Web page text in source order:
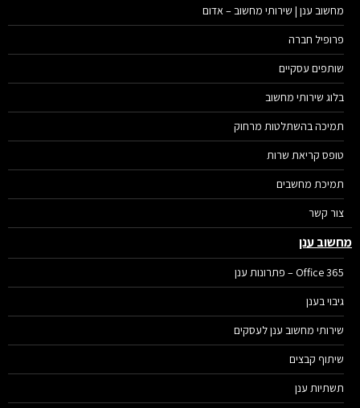
מחשוב ענן | שירותי מחשוב – אדום
פרופיל חברה
שותפים עסקיים
בלוג שירותי מחשוב
תמיכה בהשתלטות מרחוק
טופס קריאת שרות
תמיכת מחשבים
צור קשר
ענן
Office 365 – פתרונות ענן
גיבוי בענן
שירותי מחשוב ענן לעסקים
שיתוף קבצים
תשתיות ענן